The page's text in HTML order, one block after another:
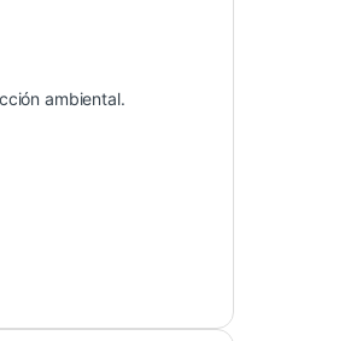
ambiental.